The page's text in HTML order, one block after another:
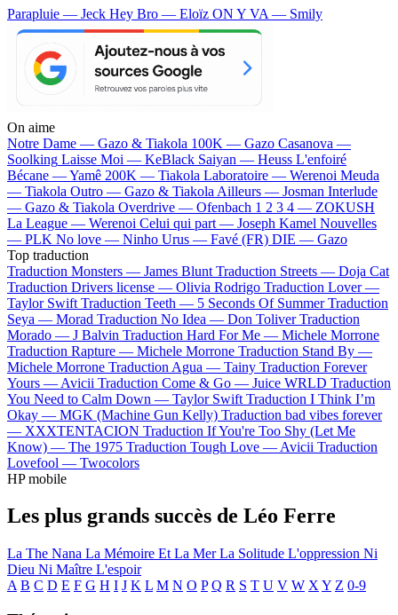
Parapluie — Jeck Hey Bro — Eloïz ON Y VA — Smily
On aime
Notre Dame — Gazo & Tiakola 100K — Gazo Casanova —
Soolking Laisse Moi — KeBlack Saiyan — Heuss L'enfoiré
Bécane —Yamê 200K — Tiakola Laboratoire — Werenoi Meuda
— Tiakola Outro — Gazo & Tiakola Ailleurs — Josman Interlude
— Gazo & Tiakola Overdrive — Ofenbach 1 2 3 4 — ZOKUSH
La League — Werenoi Celui qui part — Joseph Kamel Nouvelles
— PLK No love — Ninho Urus — Favé (FR) DIE — Gazo
Top traduction
Traduction Monsters — James Blunt Traduction Streets — Doja Cat
Traduction Drivers license — Olivia Rodrigo Traduction Lover —
Taylor Swift Traduction Teeth — 5 Seconds Of Summer Traduction
Seya — Morad Traduction No Idea — Don Toliver Traduction
Morado — J Balvin Traduction Hard For Me — Michele Morrone
Traduction Rapture — Michele Morrone Traduction Stand By —
Michele Morrone Traduction Agua — Tainy Traduction Forever
Yours — Avicii Traduction Come & Go — Juice WRLD Traduction
You Need to Calm Down — Taylor Swift Traduction I Think I’m
Okay — MGK (Machine Gun Kelly) Traduction bad vibes forever
— XXXTENTACION Traduction If You're Too Shy (Let Me
Know) — The 1975 Traduction Tough Love — Avicii Traduction
Lovefool — Twocolors
HP mobile
Les plus grands succès de Léo Ferre
La The Nana La Mémoire Et La MerLa Solitude L'oppression Ni
Dieu Ni Maître L'espoir
A B C D E F G H I J K L M N O P Q R S T U V W X Y Z 0-9